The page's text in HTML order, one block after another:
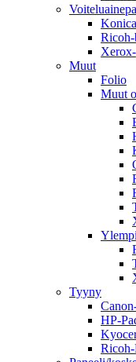
Ricoh-
Muut
Folio
Muut
Tyyny
HP-
Ricoh-